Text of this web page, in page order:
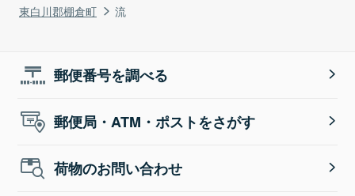
東白川郡棚倉町
流
郵便番号を調べる
郵便局・ATM・ポストをさがす
荷物のお問い合わせ